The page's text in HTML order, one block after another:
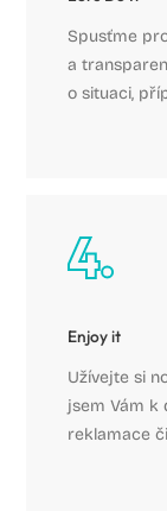
Spusťme
a
o situaci,
Enjoy it
Užívejte si
jsem Vám k
reklamace